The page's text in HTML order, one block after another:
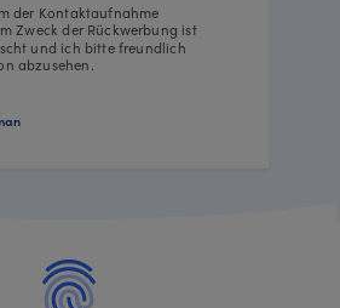
der Kontaktaufnahme
Zweck der Rückwerbung ist
und ich bitte freundlich
abzusehen.